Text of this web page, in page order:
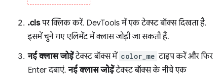
.clsपर क्लिक करें. DevTools में एक टेक्स्ट बॉक्स दिखता है.
इसमें चुने गए एलिमेंट में क्लास जोड़ी जा सकती हैं.
नई क्लास जोड़ेंटेक्स्ट बॉक्स में color_me टाइप करें और फिर
Enter दबाएं. नई क्लास जोड़ेंटेक्स्ट बॉक्स के नीचे एक